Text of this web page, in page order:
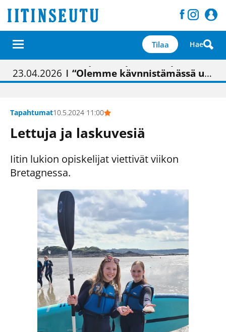
Tilaa Hae
01.02.2026 | Painon vaihtumisen pitäisi näkyä hieman parempana painojäljen laatuna lehdessä
05.02.2026 | Uudistettu kunnantalo on valoisa
23.04.2026 | “Olemme käynnistämässä uudelleen keskustavisiotyön”
09.05.2026| "Maalla on totuttu elämään omavaraisemmin kuin kaupungissa"
Tapahtumat10.5.2024 11:00
Lettuja ja laskuvesiä
Iitin lukion opiskelijat viettivät viikon
Bretagnessa.